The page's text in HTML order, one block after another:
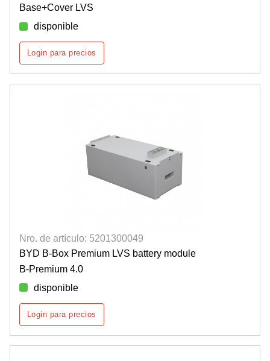
Base+Cover LVS
disponible
Login para precios
Nro. de artículo: 5201300049
BYD B-Box Premium LVS battery module
B-Premium 4.0
disponible
Login para precios